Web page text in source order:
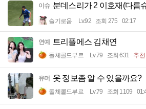
이슈 분데스리가 2 이호재(다름
슬기로움 Lv.92 조회 275 02:17
연예 트리플에스 김채연
돌체콜드부르 Lv.79 조회 631 추천
유머 옷 정보좀 알 수 있을까요?
돌체콜드부르 Lv.79 조회 1109